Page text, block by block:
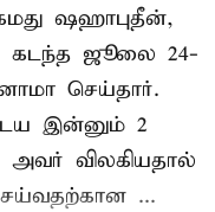
ஷஹாபுதீன்,
கடந்த ஜூலை 24-
செய்தார்.
இன்னும் 2
விலகியதால்
...